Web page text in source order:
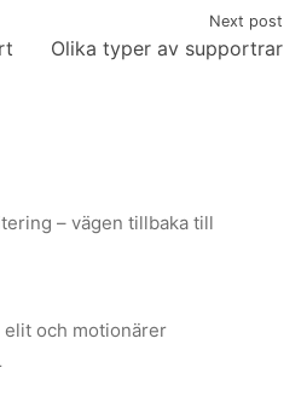
Next post
Olika typer av supportrar
– vägen tillbaka till
och motionärer